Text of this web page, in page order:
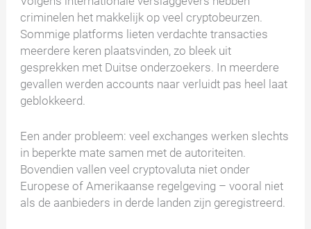
criminelen het makkelijk op veel cryptobeurzen.
Sommige platforms lieten verdachte transacties
meerdere keren plaatsvinden, zo bleek uit
gesprekken met Duitse onderzoekers. In meerdere
gevallen werden accounts naar verluidt pas heel laat
geblokkeerd.
Een ander probleem: veel exchanges werken slechts
in beperkte mate samen met de autoriteiten.
Bovendien vallen veel cryptovaluta niet onder
Europese of Amerikaanse regelgeving – vooral niet
als de aanbieders in derde landen zijn geregistreerd.